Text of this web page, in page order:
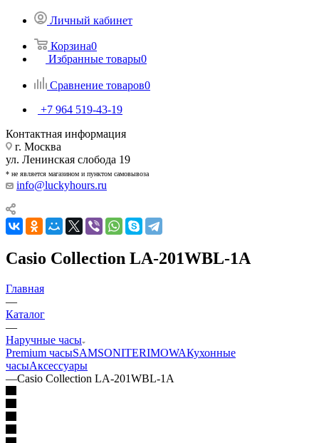
Личный кабинет
Корзина0
Избранные товары0
Сравнение товаров0
+7 964 519-43-19
Контактная информация
г. Москва
ул. Ленинская слобода 19
* не является магазином и пунктом самовывоза
info@luckyhours.ru
Casio Collection LA-201WBL-1A
Главная
—
Каталог
—
Наручные часы
Premium часыSAMSONITERIMOWAКухонные
часыАксессуары
—Casio Collection LA-201WBL-1A